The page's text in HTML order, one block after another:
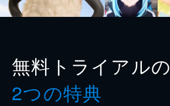
無料トライアルの
2つの特典